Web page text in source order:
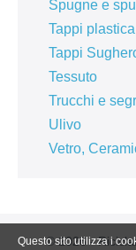
Spugne e
Tappi plastica
Tappi
Tessuto
Trucchi e
Ulivo
Vetro,
© 2026 -
Questo sito utilizza i